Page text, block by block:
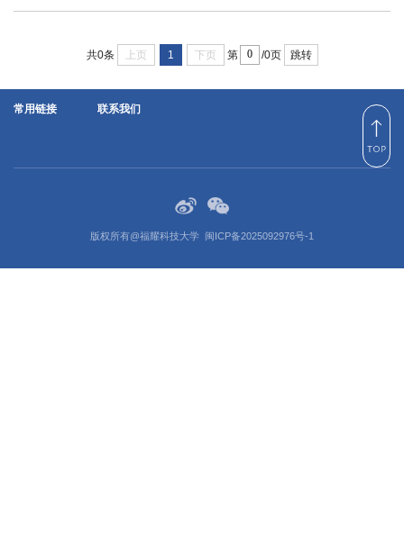
共0条 上页 1 下页 第 /0页 跳转
常用链接 联系我们
版权所有@福耀科技大学 闽ICP备2025092976号-1